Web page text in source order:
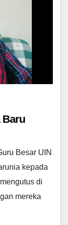
Baru
Besar UIN
kepada
di
mereka